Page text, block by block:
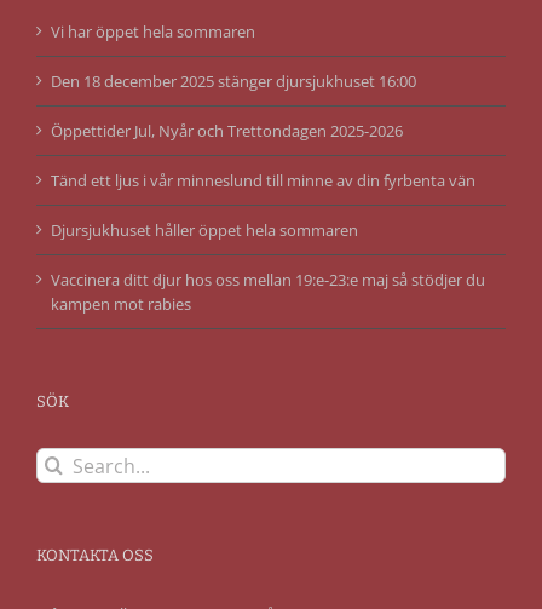
Vi har öppet hela sommaren
Den 18 december 2025 stänger djursjukhuset 16:00
Öppettider Jul, Nyår och Trettondagen 2025-2026
Tänd ett ljus i vår minneslund till minne av din fyrbenta vän
Djursjukhuset håller öppet hela sommaren
Vaccinera ditt djur hos oss mellan 19:e-23:e maj så stödjer du
kampen mot rabies
SÖK
Search
for:
KONTAKTA OSS